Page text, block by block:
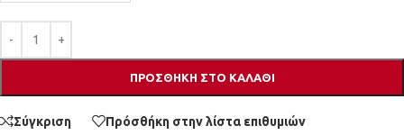
ΠΡΟΣΘΉΚΗ ΣΤΟ ΚΑΛΆΘΙ
Σύγκριση Πρόσθήκη στην λίστα επιθυμιών